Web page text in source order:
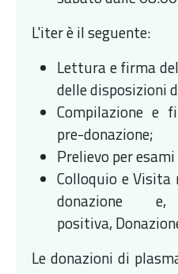
L'iter è il seguente:
Lettura e firma
delle disposizioni
Compilazione e
pre-donazione;
Prelievo per
Colloquio e
donazione
positiva,
Le donazioni di